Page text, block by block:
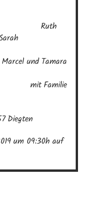
Ruth
und Tamara
                                                                          mit Familie
Diegten
um 09:30h auf